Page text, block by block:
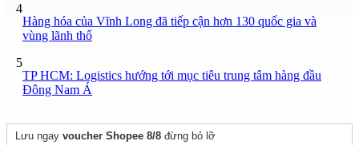
4
Hàng hóa của Vĩnh Long đã tiếp cận hơn 130 quốc gia và
vùng lãnh thổ
5
TP HCM: Logistics hướng tới mục tiêu trung tâm hàng đầu
Đông Nam Á
Lưu ngay voucher Shopee 8/8 đừng bỏ lỡ